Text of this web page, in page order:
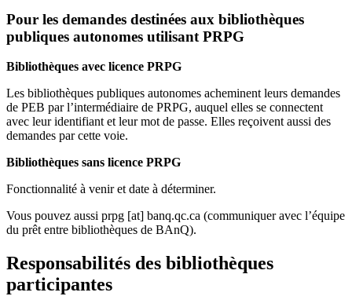
Pour les demandes destinées aux bibliothèques
publiques autonomes utilisant PRPG
Bibliothèques avec licence PRPG
Les bibliothèques publiques autonomes acheminent leurs demandes
de PEB par l’intermédiaire de PRPG, auquel elles se connectent
avec leur identifiant et leur mot de passe. Elles reçoivent aussi des
demandes par cette voie.
Bibliothèques sans licence PRPG
Fonctionnalité à venir et date à déterminer.
Vous pouvez aussi prpg [at] banq.qc.ca (communiquer avec l’équipe
du prêt entre bibliothèques de BAnQ).
Responsabilités des bibliothèques
participantes